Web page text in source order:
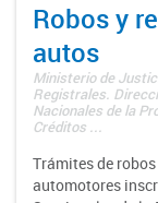
Robos y
autos
Ministerio de
Registrales.
Nacionales de la
Créditos ...
Trámites de
automotores